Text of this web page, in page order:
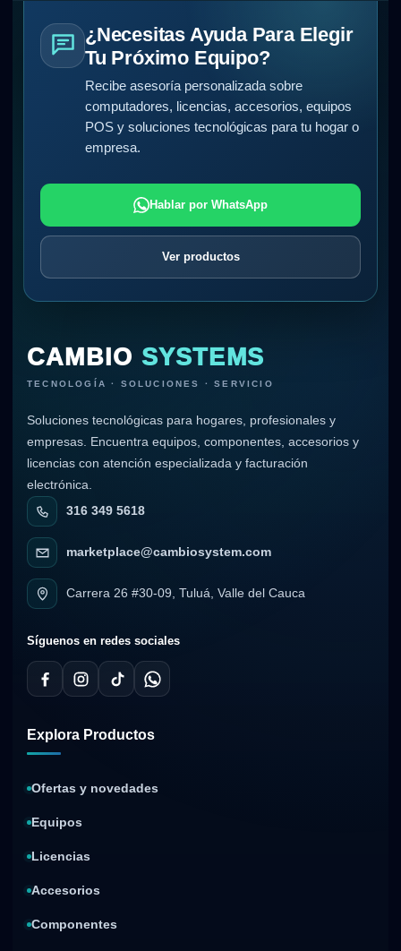
¿Necesitas Ayuda Para Elegir
Tu Próximo Equipo?
Recibe asesoría personalizada sobre
computadores, licencias, accesorios, equipos
POS y soluciones tecnológicas para tu hogar o
empresa.
Hablar por WhatsApp
Ver productos
CAMBIO SYSTEMS
TECNOLOGÍA · SOLUCIONES · SERVICIO
Soluciones tecnológicas para hogares, profesionales y
empresas. Encuentra equipos, componentes, accesorios y
licencias con atención especializada y facturación
electrónica.
316 349 5618
marketplace@cambiosystem.com
Carrera 26 #30-09, Tuluá, Valle del Cauca
Síguenos en redes sociales
Explora Productos
Ofertas y novedades
Equipos
Licencias
Accesorios
Componentes